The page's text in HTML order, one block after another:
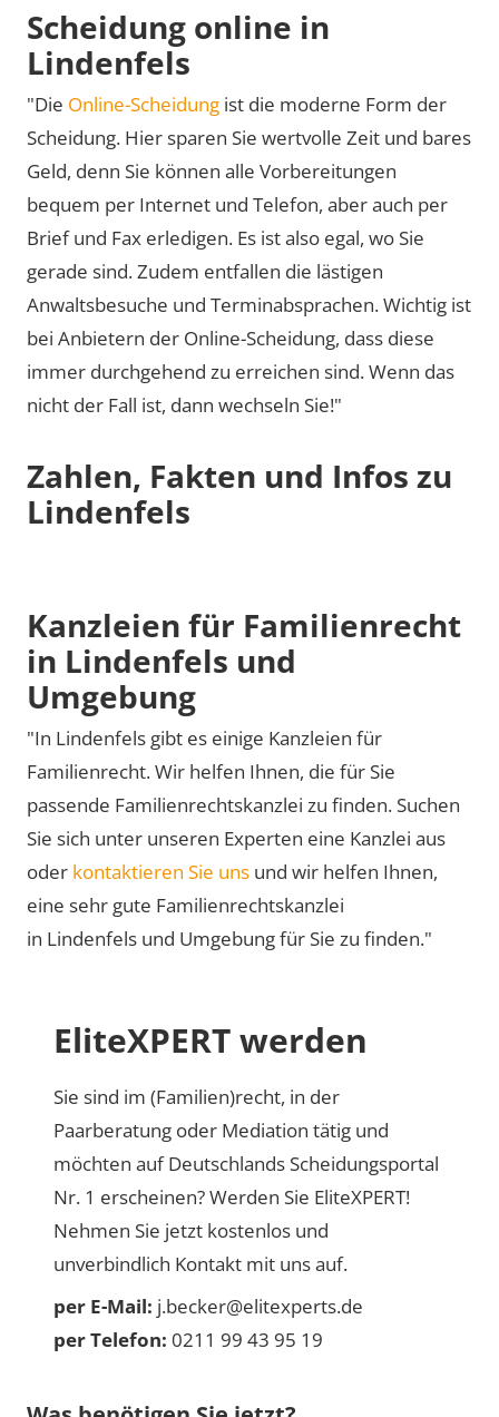
Scheidung online in
Lindenfels
"Die Online-Scheidung ist die moderne Form der
Scheidung. Hier sparen Sie wertvolle Zeit und bares
Geld, denn Sie können alle Vorbereitungen
bequem per Internet und Telefon, aber auch per
Brief und Fax erledigen. Es ist also egal, wo Sie
gerade sind. Zudem entfallen die lästigen
Anwaltsbesuche und Terminabsprachen. Wichtig ist
bei Anbietern der Online-Scheidung, dass diese
immer durchgehend zu erreichen sind. Wenn das
nicht der Fall ist, dann wechseln Sie!"
Zahlen, Fakten und Infos zu
Lindenfels
Kanzleien für Familienrecht
in Lindenfels und
Umgebung
"In Lindenfels gibt es einige Kanzleien für
Familienrecht. Wir helfen Ihnen, die für Sie
passende Familienrechtskanzlei zu finden. Suchen
Sie sich unter unseren Experten eine Kanzlei aus
oder kontaktieren Sie uns und wir helfen Ihnen,
eine sehr gute Familienrechtskanzlei
in Lindenfels und Umgebung für Sie zu finden."
EliteXPERT werden
Sie sind im (Familien)recht, in der
Paarberatung oder Mediation tätig und
möchten auf Deutschlands Scheidungsportal
Nr. 1 erscheinen? Werden Sie EliteXPERT!
Nehmen Sie jetzt kostenlos und
unverbindlich Kontakt mit uns auf.
per E-Mail: j.becker@elitexperts.de
per Telefon: 0211 99 43 95 19